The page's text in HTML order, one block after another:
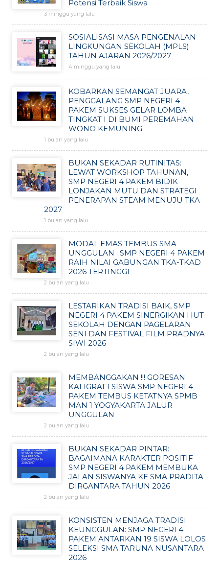
Potensi Terbaik Siswa
3 minggu yang lalu
SOSIALISASI MASA PENGENALAN
LINGKUNGAN SEKOLAH (MPLS)
TAHUN AJARAN 2026/2027
4 minggu yang lalu
KOBARKAN SEMANGAT JUARA,
PENGGALANG SMP NEGERI 4
PAKEM SUKSES GELAR LOMBA
TINGKAT I DI BUMI PEREMAHAN
WONO KEMUNING
1 bulan yang lalu
BUKAN SEKADAR RUTINITAS:
LEWAT WORKSHOP TAHUNAN,
SMP NEGERI 4 PAKEM BIDIK
LONJAKAN MUTU DAN STRATEGI
PENERAPAN STEAM MENUJU TKA
2027
1 bulan yang lalu
MODAL EMAS TEMBUS SMA
UNGGULAN : SMP NEGERI 4 PAKEM
RAIH NILAI GABUNGAN TKA-TKAD
2026 TERTINGGI
2 bulan yang lalu
LESTARIKAN TRADISI BAIK, SMP
NEGERI 4 PAKEM SINERGIKAN HUT
SEKOLAH DENGAN PAGELARAN
SENI DAN FESTIVAL FILM PRADNYA
SIWI 2026
2 bulan yang lalu
MEMBANGGAKAN !!! GORESAN
KALIGRAFI SISWA SMP NEGERI 4
PAKEM TEMBUS KETATNYA SPMB
MAN 1 YOGYAKARTA JALUR
UNGGULAN
2 bulan yang lalu
BUKAN SEKADAR PINTAR:
BAGAIMANA KARAKTER POSITIF
SMP NEGERI 4 PAKEM MEMBUKA
JALAN SISWANYA KE SMA PRADITA
DIRGANTARA TAHUN 2026
2 bulan yang lalu
KONSISTEN MENJAGA TRADISI
KEUNGGULAN: SMP NEGERI 4
PAKEM ANTARKAN 19 SISWA LOLOS
SELEKSI SMA TARUNA NUSANTARA
2026